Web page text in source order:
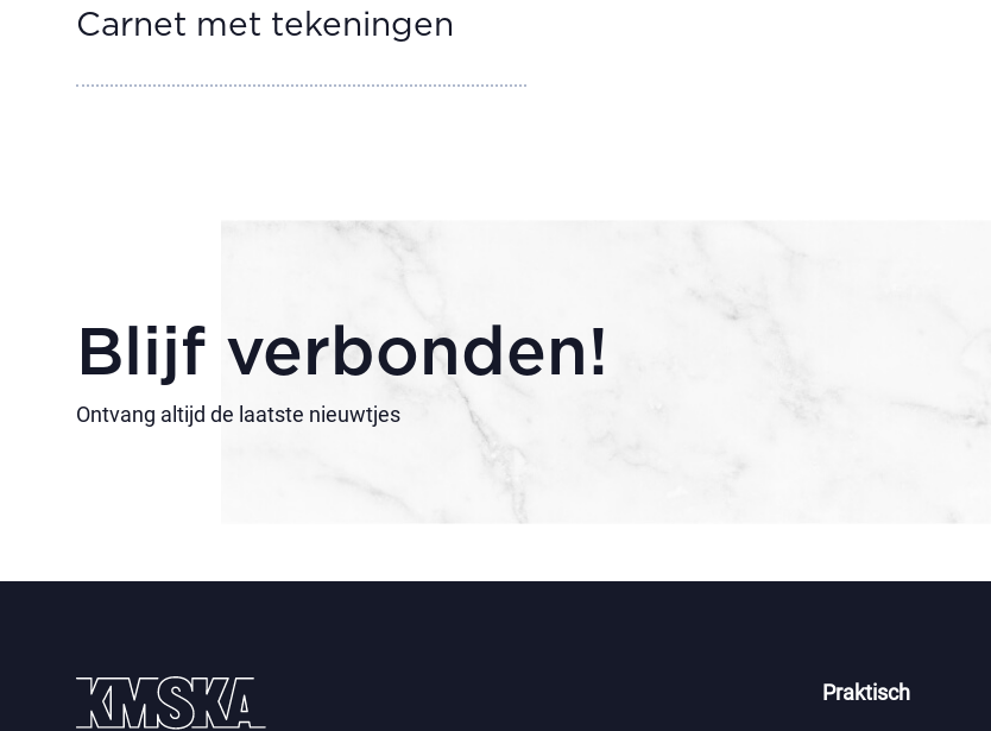
Carnet met tekeningen
Blijf verbonden!
Ontvang altijd de laatste nieuwtjes
Praktisch